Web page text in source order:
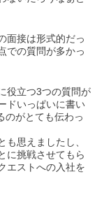
面接は形式的だっ
での質問が多かっ
役立つ3つの質問が
ドいっぱいに書い
のがとても伝わっ
思えましたし、
に挑戦させてもら
エストへの入社を